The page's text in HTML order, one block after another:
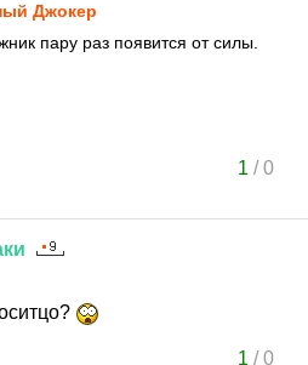
Джокер
пару раз появится от силы.
1 /0
1 /0